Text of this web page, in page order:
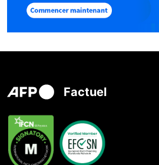
Factuel